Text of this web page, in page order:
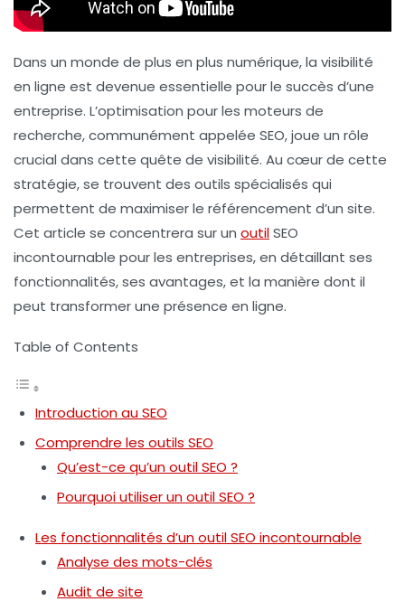
Dans un monde de plus en plus numérique, la visibilité
en ligne est devenue essentielle pour le succès d’une
entreprise. L’optimisation pour les moteurs de
recherche, communément appelée SEO, joue un rôle
crucial dans cette quête de visibilité. Au cœur de cette
stratégie, se trouvent des outils spécialisés qui
permettent de maximiser le référencement d’un site.
Cet article se concentrera sur un outilSEO
incontournable pour les entreprises, en détaillant ses
fonctionnalités, ses avantages, et la manière dont il
peut transformer une présence en ligne.
Table of Contents
Introduction au SEO
Comprendre les outils SEO
Qu’est-ce qu’un outil SEO ?
Pourquoi utiliser un outil SEO ?
Les fonctionnalités d’un outil SEO incontournable
Analyse des mots-clés
Audit de site